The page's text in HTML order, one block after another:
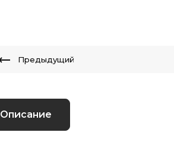
Предыдущий
Описание